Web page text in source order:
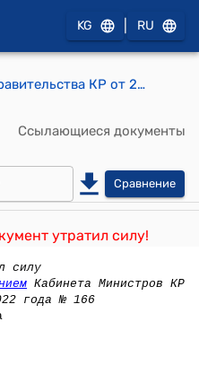
KG RU
Постановление Правительства КР от 22 мая 2006 года № 371 "О заключении Правительства Кыргызской Республики на проект Закона Кыргызской Республики «О внесении изменений и дополнений в Закон Кыргызской Республики «О государственном пенсионном социальном страховании»
Ссылающиеся документы
Сравнение
утратил силу!